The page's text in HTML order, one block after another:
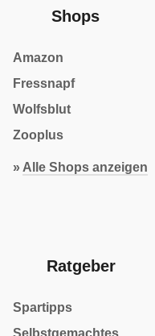
Shops
Amazon
Fressnapf
Wolfsblut
Zooplus
» Alle Shops anzeigen
Ratgeber
Spartipps
Selbstgemachtes